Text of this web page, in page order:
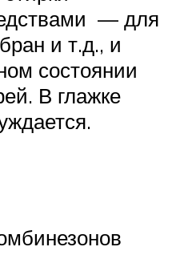
— для
и т.д., и
состоянии
В глажке